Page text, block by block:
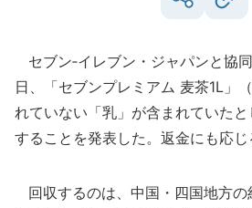
セブン‐イレブン・ジャパンと協
日、「セブンプレミアム 麦茶1L」
れていない「乳」が含まれていた
することを発表した。返金にも応じ
回収するのは、中国・四国地方